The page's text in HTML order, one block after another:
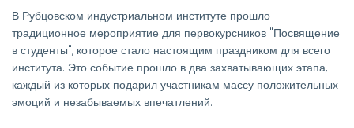
В Рубцовском индустриальном институте прошло
традиционное мероприятие для первокурсников "Посвящение
в студенты", которое стало настоящим праздником для всего
института. Это событие прошло в два захватывающих этапа,
каждый из которых подарил участникам массу положительных
эмоций и незабываемых впечатлений.